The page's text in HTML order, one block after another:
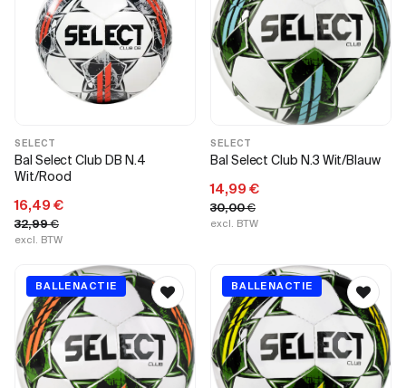
SELECT
Bal Select Club DB N.4
Wit/Rood
16,49 €
32,99€
excl. BTW
SELECT
Bal Select Club N.3 Wit/Blauw
14,99 €
30,00€
excl. BTW
BALLENACTIE BALLENACTIE